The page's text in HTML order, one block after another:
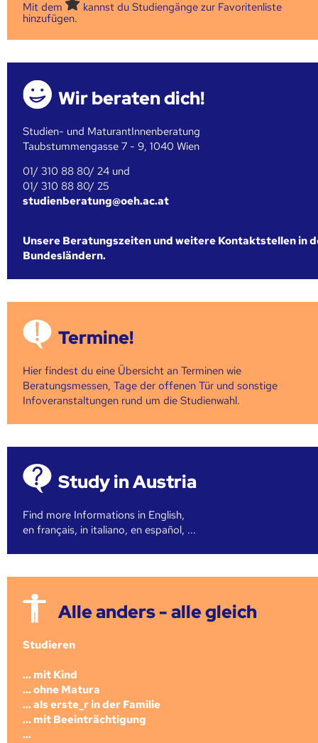
Mit dem
kannst du Studiengänge zur Favoritenliste
hinzufügen.
Wir beraten dich!
Studien- und MaturantInnenberatung
Taubstummengasse 7 - 9, 1040 Wien
01/ 310 88 80/ 24 und
01/ 310 88 80/ 25
studienberatung@oeh.ac.at
Unsere Beratungszeiten und weitere Kontaktstellen in
Bundesländern.
Termine!
Hier findest du eine Übersicht an Terminen wie
Beratungsmessen, Tage der offenen Tür und sonstige
Infoveranstaltungen rund um die Studienwahl.
Study in Austria
Find more Informations in English,
en français, in italiano, en español, ...
Alle anders - alle gleich
Studieren
... mit Kind
... ohne Matura
... als erste_r in der Familie
... mit Beeinträchtigung
...